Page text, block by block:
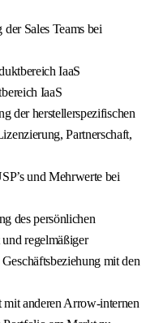
Sales Teams bei
IaaS
IaaS
der herstellerspezifischen
Partnerschaft,
und Mehrwerte bei
des persönlichen
regelmäßiger
mit den
anderen Arrow-internen